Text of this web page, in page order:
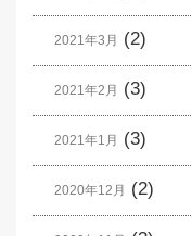
2021年3月 (2)
2021年2月 (3)
2021年1月 (3)
2020年12月 (2)